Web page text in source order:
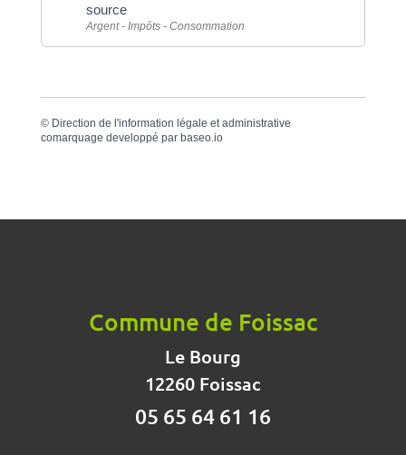
source
Argent - Impôts - Consommation
© Direction de l'information légale et administrative
comarquage developpé par baseo.io
Commune de Foissac
Le Bourg
12260 Foissac
05 65 64 61 16